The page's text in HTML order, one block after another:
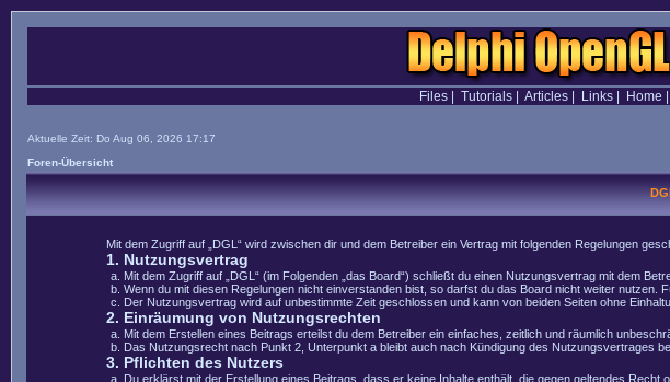
Files| Tutorials| Articles| Links| Home
Aktuelle Zeit: Do Aug 06, 2026 17:17
Foren-Übersicht
Mit dem Zugriff auf „DGL“ wird zwischen dir und dem Betreiber ein Vertrag mit folgenden Regelungen
1. Nutzungsvertrag
Mit dem Zugriff auf „DGL“ (im Folgenden „das Board“) schließt du einen Nutzungsvertrag mit dem
Wenn du mit diesen Regelungen nicht einverstanden bist, so darfst du das Board nicht weiter nutzen.
Der Nutzungsvertrag wird auf unbestimmte Zeit geschlossen und kann von beiden Seiten ohne
2. Einräumung von Nutzungsrechten
Mit dem Erstellen eines Beitrags erteilst du dem Betreiber ein einfaches, zeitlich und räumlich
Das Nutzungsrecht nach Punkt 2, Unterpunkt a bleibt auch nach Kündigung des Nutzungsvertrages
3. Pflichten des Nutzers
Du erklärst mit der Erstellung eines Beitrags, dass er keine Inhalte enthält, die gegen geltendes